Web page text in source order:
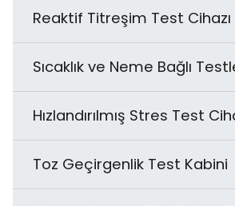
Reaktif Titreşim Test Cihazı
Sıcaklık ve Neme Bağlı
Hızlandırılmış Stres Test
Toz Geçirgenlik Test Kabini